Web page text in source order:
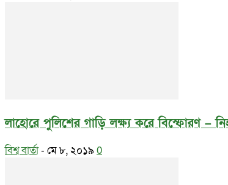
লাহোরে পুলিশের গাড়ি লক্ষ্য করে বিস্ফোরণ –
বিশ্ব বার্তা- মে ৮, ২০১৯ 0